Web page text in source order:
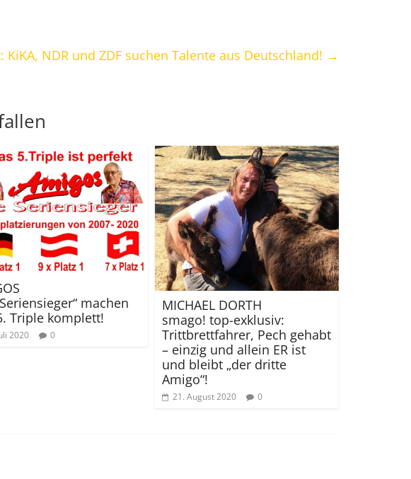
KiKA, NDR und ZDF suchen Talente aus Deutschland! →
machen
Triple komplett!
2020 0
MICHAEL DORTH
smago! top-exklusiv:
Trittbrettfahrer, Pech gehabt
– einzig und allein ER ist
und bleibt „der dritte
Amigo“!
21. August 2020 0